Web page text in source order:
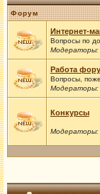
Форум
Интернет-
Вопросы по
Модераторы:
Работа
Вопросы,
Модераторы:
Конкурсы
Модераторы: